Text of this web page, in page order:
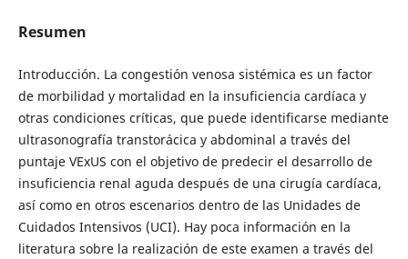
Resumen
Introducción. La congestión venosa sistémica es un factor
de morbilidad y mortalidad en la insuficiencia cardíaca y
otras condiciones críticas, que puede identificarse mediante
ultrasonografía transtorácica y abdominal a través del
puntaje VExUS con el objetivo de predecir el desarrollo de
insuficiencia renal aguda después de una cirugía cardíaca,
así como en otros escenarios dentro de las Unidades de
Cuidados Intensivos (UCI). Hay poca información en la
literatura sobre la realización de este examen a través del